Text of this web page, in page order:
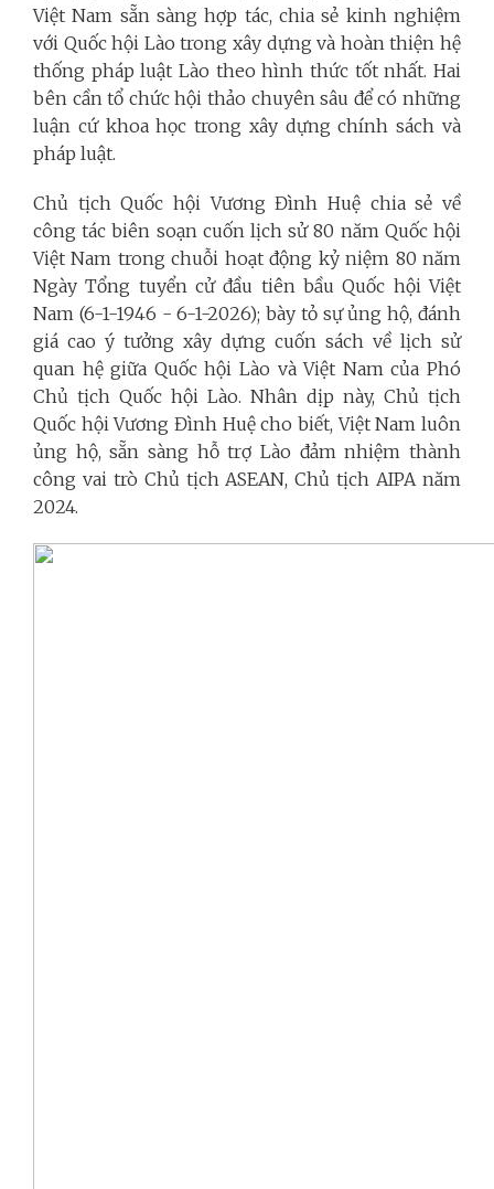
Việt Nam sẵn sàng hợp tác, chia sẻ kinh nghiệm
với Quốc hội Lào trong xây dựng và hoàn thiện hệ
thống pháp luật Lào theo hình thức tốt nhất. Hai
bên cần tổ chức hội thảo chuyên sâu để có những
luận cứ khoa học trong xây dựng chính sách và
pháp luật.
Chủ tịch Quốc hội Vương Đình Huệ chia sẻ về
công tác biên soạn cuốn lịch sử 80 năm Quốc hội
Việt Nam trong chuỗi hoạt động kỷ niệm 80 năm
Ngày Tổng tuyển cử đầu tiên bầu Quốc hội Việt
Nam (6-1-1946 - 6-1-2026); bày tỏ sự ủng hộ, đánh
giá cao ý tưởng xây dựng cuốn sách về lịch sử
quan hệ giữa Quốc hội Lào và Việt Nam của Phó
Chủ tịch Quốc hội Lào. Nhân dịp này, Chủ tịch
Quốc hội Vương Đình Huệ cho biết, Việt Nam luôn
ủng hộ, sẵn sàng hỗ trợ Lào đảm nhiệm thành
công vai trò Chủ tịch ASEAN, Chủ tịch AIPA năm
2024.